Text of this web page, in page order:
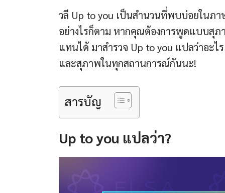
วลี Up to you เป็นสำนวนที่พบบ่อยในภา
อย่างไรก็ตาม หากคุณต้องการพูดแบบสุ
แทนได้ มาสำรวจ Up to you แปลว่าอะไ
และสุภาพในทุกสถานการณ์กันนะ!
สารบัญ
Up to you แปลว่า?